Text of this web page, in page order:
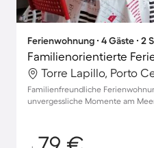
Ferienwohnung ∙ 4 Gäste ∙ 2
Torre Lapillo, Porto
Familienfreundliche
unvergessliche Momente am